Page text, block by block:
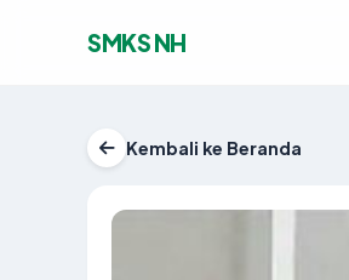
SMKS NH
Kembali ke Beranda